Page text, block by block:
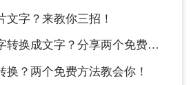
较少的小伙伴，因为目前仅支
我就以钉钉为例，示范给大家
文字？来教你三招！
换成文字？分享两个免费方法！
换？两个免费方法教会你！